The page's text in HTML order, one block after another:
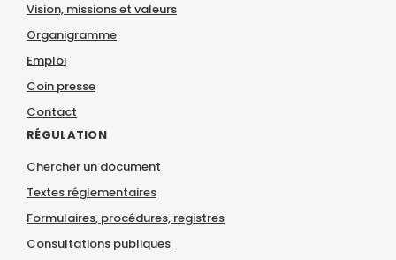
Vision, missions et valeurs
Organigramme
Emploi
Coin presse
Contact
RÉGULATION
Chercher un document
Textes réglementaires
Formulaires, procédures, registres
Consultations publiques